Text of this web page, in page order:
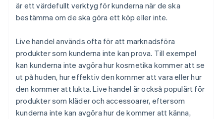
är ett värdefullt verktyg för kunderna när de ska
bestämma om de ska göra ett köp eller inte.
Live handel används ofta för att marknadsföra
produkter som kunderna inte kan prova. Till exempel
kan kunderna inte avgöra hur kosmetika kommer att se
ut på huden, hur effektiv den kommer att vara eller hur
den kommer att lukta. Live handel är också populärt för
produkter som kläder och accessoarer, eftersom
kunderna inte kan avgöra hur de kommer att känna,